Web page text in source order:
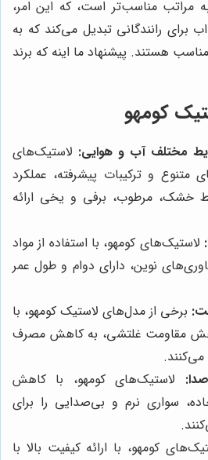
مراتب مناسب‌تر است، که این امر،
برای رانندگانی تبدیل می‌کند که به
هستند. پیشنهاد ما اینه که برند
کومهو
مختلف آب و هوایی: لاستیک‌های
متنوع و ترکیبات پیشرفته، عملکرد
خشک، مرطوب، برفی و یخی ارائه
لاستیک‌های کومهو، با استفاده از مواد
نوین، دارای دوام و طول عمر
برخی از مدل‌های لاستیک کومهو، با
مقاومت غلتشی، به کاهش مصرف
لاستیک‌های کومهو، با کاهش
سواری نرم و بی‌صدایی را برای
کومهو، با ارائه کیفیت بالا با